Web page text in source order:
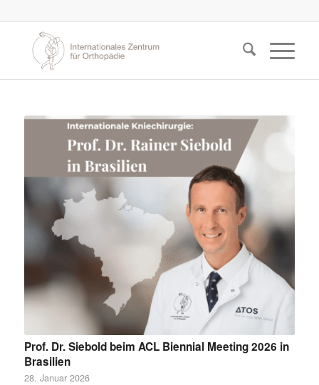
Prof. Dr. Siebold beim ACL Biennial Meeting 2026 in
Brasilien
28. Januar 2026